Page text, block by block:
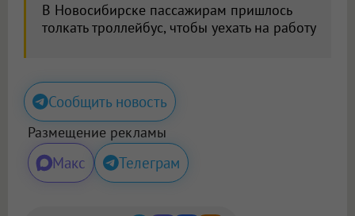
В Новосибирске пассажирам пришлось
толкать троллейбус, чтобы уехать на работу
Сообщить новость
Размещение рекламы
Макс Телеграм